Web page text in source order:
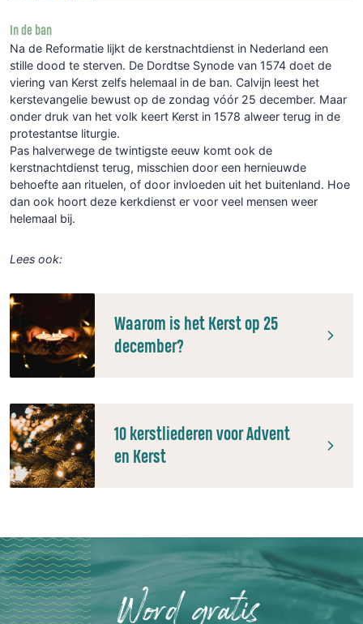
In de ban
Na de Reformatie lijkt de kerstnachtdienst in Nederland een
stille dood te sterven. De Dordtse Synode van 1574 doet de
viering van Kerst zelfs helemaal in de ban. Calvijn leest het
kerstevangelie bewust op de zondag vóór 25 december. Maar
onder druk van het volk keert Kerst in 1578 alweer terug in de
protestantse liturgie.
Pas halverwege de twintigste eeuw komt ook de
kerstnachtdienst terug, misschien door een hernieuwde
behoefte aan rituelen, of door invloeden uit het buitenland. Hoe
dan ook hoort deze kerkdienst er voor veel mensen weer
helemaal bij.
Lees ook:
Waarom is het Kerst op 25
december?
10 kerstliederen voor Advent
en Kerst
Word gratis